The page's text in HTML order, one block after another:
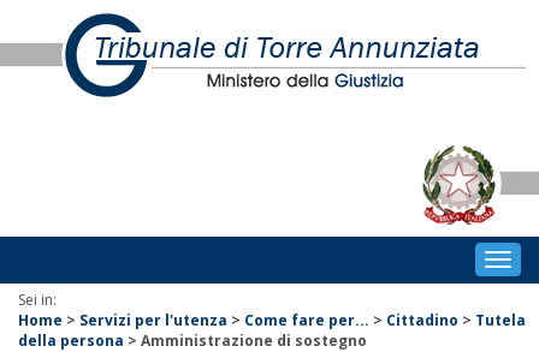
Sei in:
Home > Servizi per l'utenza > Come fare per... > Cittadino > Tutela
della persona > Amministrazione di sostegno